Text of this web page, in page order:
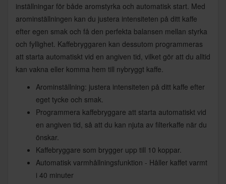
inställningar för både aromstyrka och automatisk start. Med
arominställningen kan du justera intensiteten på ditt kaffe
efter egen smak och få den perfekta balansen mellan styrka
och fyllighet. Kaffebryggaren kan dessutom programmeras
att starta automatiskt vid en angiven tid, vilket gör att du alltid
kan vakna eller komma hem till nybryggt kaffe.
Arominställning: justera intensiteten på ditt kaffe efter
eget tycke och smak.
Programmera kaffebryggare att starta automatiskt vid
en angiven tid, så att du kan njuta av filterkaffe när du
önskar.
Kaffebryggare som brygger upp till 10 koppar.
Automatisk varmhållningsfunktion - Håller kaffet varmt
i 40 minuter